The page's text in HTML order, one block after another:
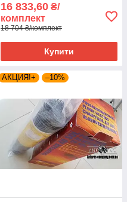
16 833,60 ₴/
комплект
18 704 ₴/комплект
Купити
АКЦИЯ!+ –10%